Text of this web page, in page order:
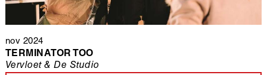
nov 2024
TERMINATOR TOO
Vervloet & De Studio